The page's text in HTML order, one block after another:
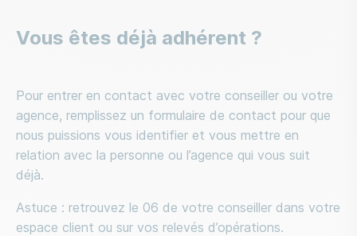
Vous êtes déjà adhérent ?
Pour entrer en contact avec votre conseiller ou votre
agence, remplissez un formulaire de contact pour que
nous puissions vous identifier et vous mettre en
relation avec la personne ou l’agence qui vous suit
déjà.
Astuce : retrouvez le 06 de votre conseiller dans votre
espace client ou sur vos relevés d’opérations.